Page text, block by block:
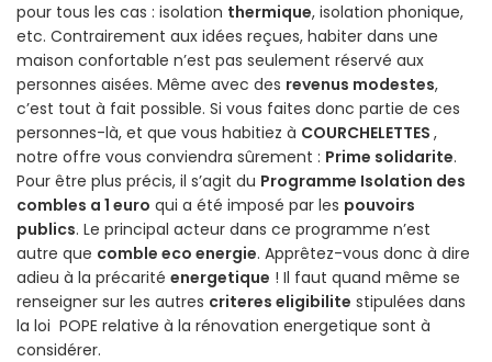
pour tous les cas : isolation thermique, isolation phonique,
etc. Contrairement aux idées reçues, habiter dans une
maison confortable n’est pas seulement réservé aux
personnes aisées. Même avec des revenus modestes,
c’est tout à fait possible. Si vous faites donc partie de ces
personnes-là, et que vous habitiez à COURCHELETTES ,
notre offre vous conviendra sûrement : Prime solidarite.
Pour être plus précis, il s’agit du Programme Isolation des
combles a 1 euro qui a été imposé par les pouvoirs
publics. Le principal acteur dans ce programme n’est
autre que comble eco energie. Apprêtez-vous donc à dire
adieu à la précarité energetique ! Il faut quand même se
renseigner sur les autres criteres eligibilite stipulées dans
la loi POPE relative à la rénovation energetique sont à
considérer.